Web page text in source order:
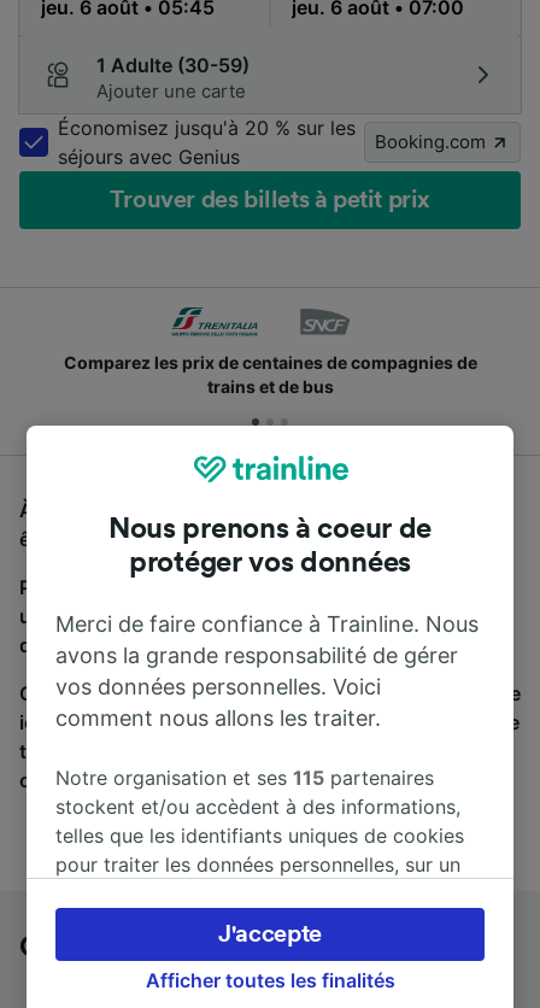
1 Adulte (30-59)
Ajouter une carte
Économisez jusqu'à 20 % sur les
séjours avec Genius
Booking.com
Trouver des billets à petit prix
Comparez les prix de centaines de compagnies de
trains et de bus
À la recherche d'un bus de Gênes à Paestum, vous
êtes au bon endroit.
Pour trouver des billets de bus, lancez simplement
une recherche ci-dessus. Nous comparons les temps
de trajets et les prix des voyages, en train et en bus.
Qu’importe votre destination, votre voyage commence
ici. Nous collaborons avec plus de 170 compagnies de
train et de bus. Consultez et achetez vos billets sur
cette page.
Gênes à Paestum en bus
Nous prenons à coeur de
protéger vos données
Merci de faire confiance à Trainline. Nous
avons la grande responsabilité de gérer
vos données personnelles. Voici
comment nous allons les traiter.
Notre organisation et ses115 partenaires
stockent et/ou accèdent à des informations,
telles que les identifiants uniques de cookies
pour traiter les données personnelles, sur un
préférences, notamment en exerçant votre
droit d’opposition à l’intérêt légitime, en
cliquant ci-dessous ou à tout moment sur la
Afficher toutes les finalités
J'accepte